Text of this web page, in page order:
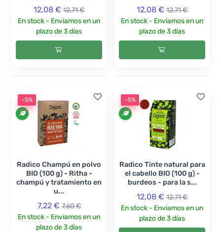
12,08 € 12,71 €
En stock - Enviamos en un
plazo de 3 días
12,08 € 12,71 €
En stock - Enviamos en un
plazo de 3 días
-5%
Radico Champú en polvo
BIO (100 g) - Ritha -
champú y tratamiento en
u...
7,22 € 7,60 €
En stock - Enviamos en un
plazo de 3 días
-5%
Radico Tinte natural para
el cabello BIO (100 g) -
burdeos - para la s...
12,08 € 12,71 €
En stock - Enviamos en un
plazo de 3 días